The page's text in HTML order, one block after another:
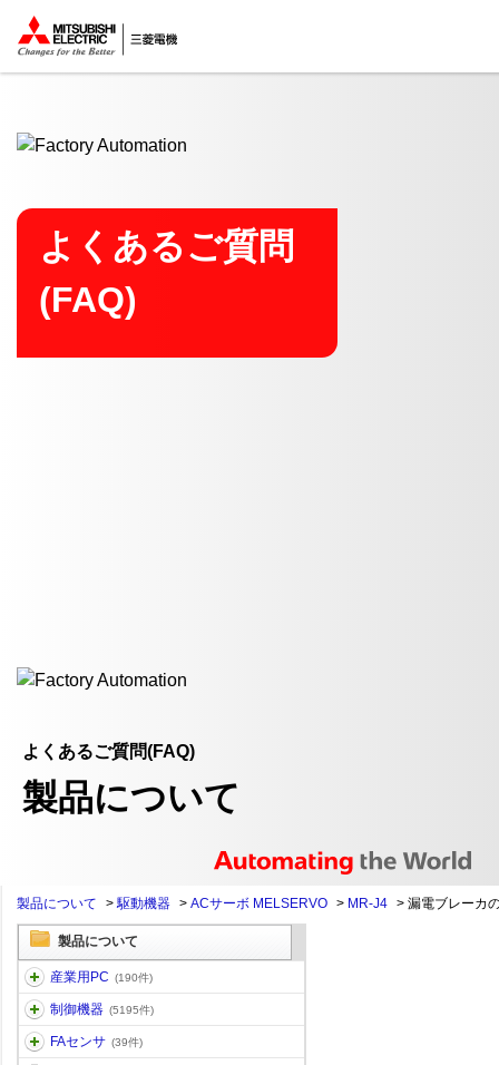
ここから本文
よくあるご質問
(FAQ)
よくあるご質問(FAQ)
製品について
製品について >駆動機器 > ACサーボ MELSERVO > MR-J4 > 漏電ブレーカ
製品について
産業用PC (190件)
制御機器 (5195件)
FAセンサ (39件)